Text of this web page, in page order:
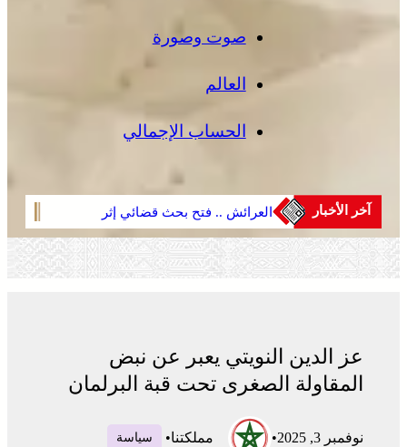
صوت وصورة
العالم
الحساب الإجمالي
آخر الأخبار
العرائش .. فتح بحث قضائي إثر
تصريحات واتهامات زائفة مرتبطة
بمحاولة للهجرة غير النظامية
على
عز الدين النويتي يعبر عن نبض
المقاولة الصغرى تحت قبة البرلمان
نوفمبر 3, 2025 • مملكتنا• سياسة